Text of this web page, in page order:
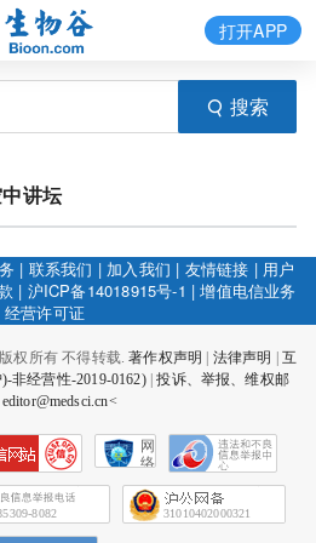
搜索
打开APP
讲坛
| 联系我们 | 加入我们 | 友情链接 | 用户
| 沪ICP备14018915号-1 |增值电信业务
经营许可证
版权所有 不得转载.著作权声明 法律声明
互
非经营性-2019-0162)|投诉、举报、维权邮
网
络
会
征
8082 31010402000321